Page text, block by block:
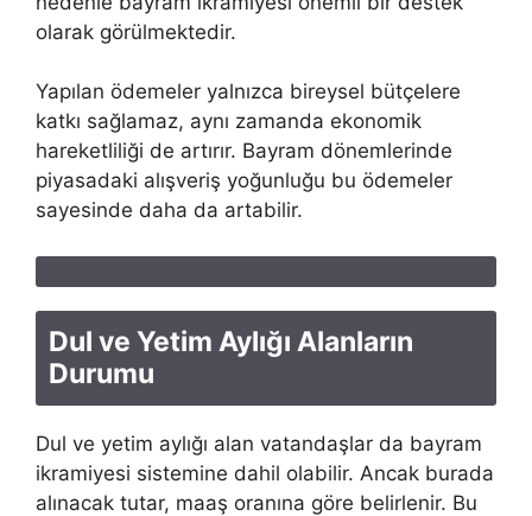
olarak görülmektedir.
Yapılan ödemeler yalnızca bireysel bütçelere
katkı sağlamaz, aynı zamanda ekonomik
hareketliliği de artırır. Bayram dönemlerinde
piyasadaki alışveriş yoğunluğu bu ödemeler
sayesinde daha da artabilir.
Dul ve Yetim Aylığı Alanların
Durumu
Dul ve yetim aylığı alan vatandaşlar da bayram
ikramiyesi sistemine dahil olabilir. Ancak burada
alınacak tutar, maaş oranına göre belirlenir. Bu